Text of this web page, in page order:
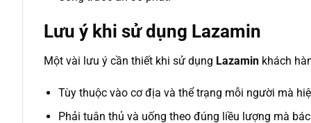
Lưu ý khi sử dụng Lazamin
Một vài lưu ý cần thiết khi sử dụng Lazamin khách
Tùy thuộc vào cơ địa và thể trạng mỗi người mà
Phải tuân thủ và uống theo đúng liều lượng mà